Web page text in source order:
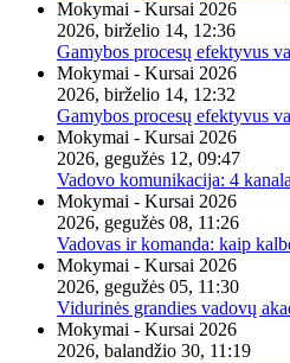
Mokymai - Kursai 2026
2026, birželio 14, 12:36
Gamybos procesų efektyvus
Mokymai - Kursai 2026
2026, birželio 14, 12:32
Gamybos procesų efektyvus
Mokymai - Kursai 2026
2026, gegužės 12, 09:47
Vadovo komunikacija: 4
Mokymai - Kursai 2026
2026, gegužės 08, 11:26
Vadovas ir komanda: kaip
Mokymai - Kursai 2026
2026, gegužės 05, 11:30
Vidurinės grandies vadovų
Mokymai - Kursai 2026
2026, balandžio 30, 11:19